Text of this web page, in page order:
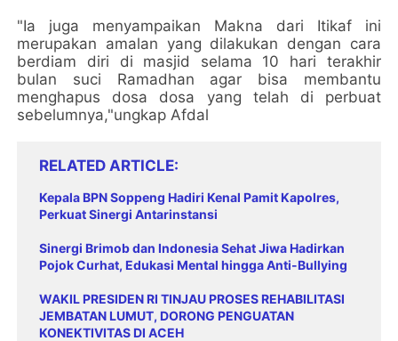
"Ia juga menyampaikan Makna dari Itikaf ini
merupakan amalan yang dilakukan dengan cara
berdiam diri di masjid selama 10 hari terakhir
bulan suci Ramadhan agar bisa membantu
menghapus dosa dosa yang telah di perbuat
sebelumnya,"ungkap Afdal
RELATED ARTICLE
Kepala BPN Soppeng Hadiri Kenal Pamit Kapolres,
Perkuat Sinergi Antarinstansi
Sinergi Brimob dan Indonesia Sehat Jiwa Hadirkan
Pojok Curhat, Edukasi Mental hingga Anti-Bullying
WAKIL PRESIDEN RI TINJAU PROSES REHABILITASI
JEMBATAN LUMUT, DORONG PENGUATAN
KONEKTIVITAS DI ACEH